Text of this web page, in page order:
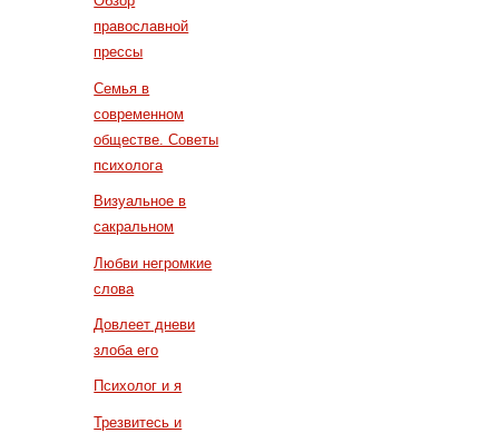
православной
прессы
Семья в
современном
обществе. Советы
психолога
Визуальное в
сакральном
Любви негромкие
слова
Довлеет дневи
злоба его
Психолог и я
Трезвитесь и